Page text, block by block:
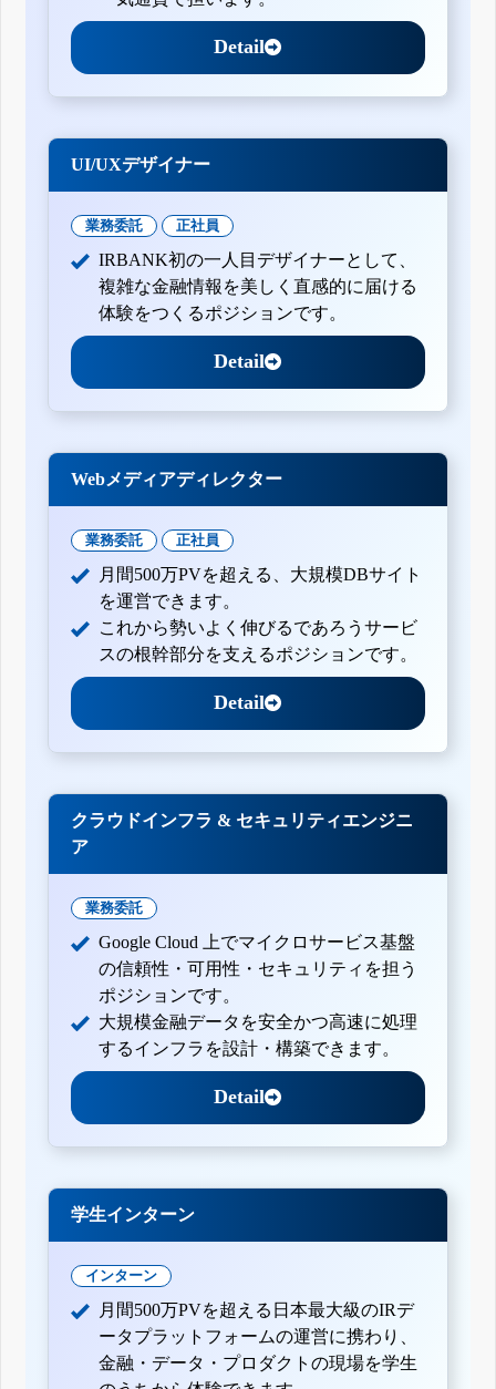
Detail
UI/UXデザイナー
業務委託 正社員
IRBANK初の一人目デザイナーとして、
複雑な金融情報を美しく直感的に届ける
体験をつくるポジションです。
Detail
Webメディアディレクター
業務委託 正社員
月間500万PVを超える、大規模DBサイト
を運営できます。
これから勢いよく伸びるであろうサービ
スの根幹部分を支えるポジションです。
Detail
クラウドインフラ & セキュリティエンジニ
ア
業務委託
Google Cloud 上でマイクロサービス基盤
の信頼性・可用性・セキュリティを担う
ポジションです。
大規模金融データを安全かつ高速に処理
するインフラを設計・構築できます。
Detail
学生インターン
インターン
月間500万PVを超える日本最大級のIRデ
ータプラットフォームの運営に携わり、
金融・データ・プロダクトの現場を学生